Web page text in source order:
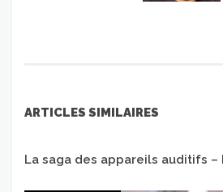
ARTICLES SIMILAIRES
La saga des appareils auditifs –